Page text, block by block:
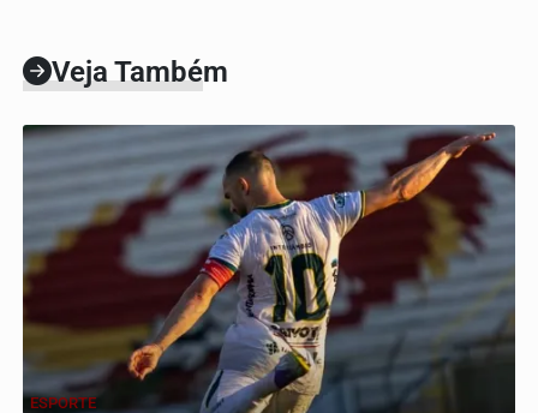
Veja Também
ESPORTE